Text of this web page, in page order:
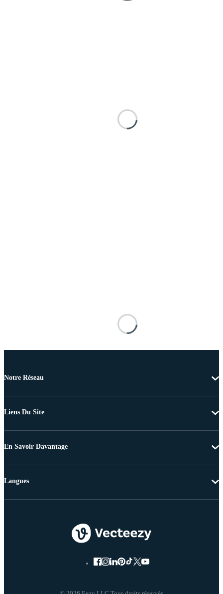
Notre Réseau
Liens Du Site
En Savoir Davantage
Langues